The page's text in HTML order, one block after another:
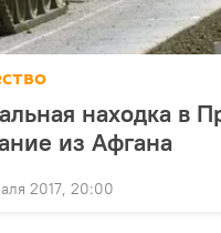
находка в
из Афгана
2017, 20:00